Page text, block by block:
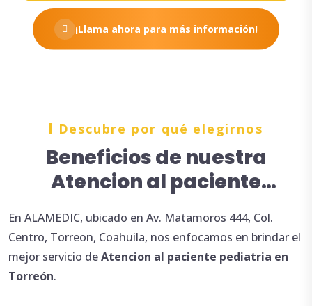
¡Llama ahora para más información!
Descubre por qué elegirnos
Beneficios de nuestra
Atencion al paciente
En ALAMEDIC, ubicado en Av. Matamoros 444, Col.
Centro, Torreon, Coahuila, nos enfocamos en brindar el
mejor servicio deAtencion al paciente pediatria en
Torreón.